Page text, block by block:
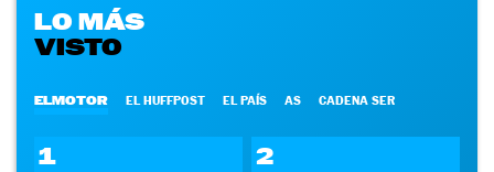
LO MÁS
VISTO
ELMOTOR EL HUFFPOST EL PAÍS AS CADENA SER
1 2